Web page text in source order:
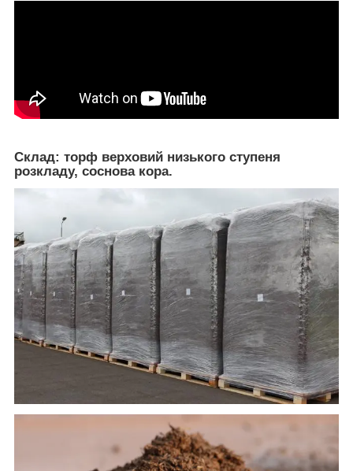
Склад: торф верховий низького ступеня
розкладу, соснова кора.